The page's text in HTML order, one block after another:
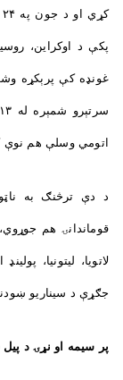
پکې د اوکراین،
غونډه کې پرېکړه
اتومي وسلې هم نوې
د دې ترڅنګ به
قوماندانۍ هم
لاتویا، لیتونیا،
جګړې د سیناریو
پر سیمه او نړۍ د